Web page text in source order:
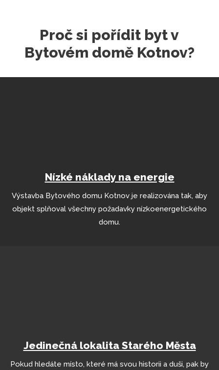
Proč si pořídit byt v
Bytovém domě Kotnov?
Nízké náklady na energie
Výstavba Bytového domu Kotnov je realizována tak, aby
objekt splňoval všechny požadavky nízkoenergetického
domu.
Jedinečná lokalita Starého Města
Pokud hledáte místo, které má svou historii a duši, pak by